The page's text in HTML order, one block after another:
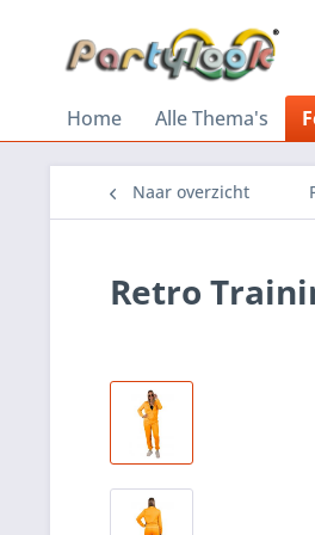
Home Alle Thema's
Naar overzicht
Retro